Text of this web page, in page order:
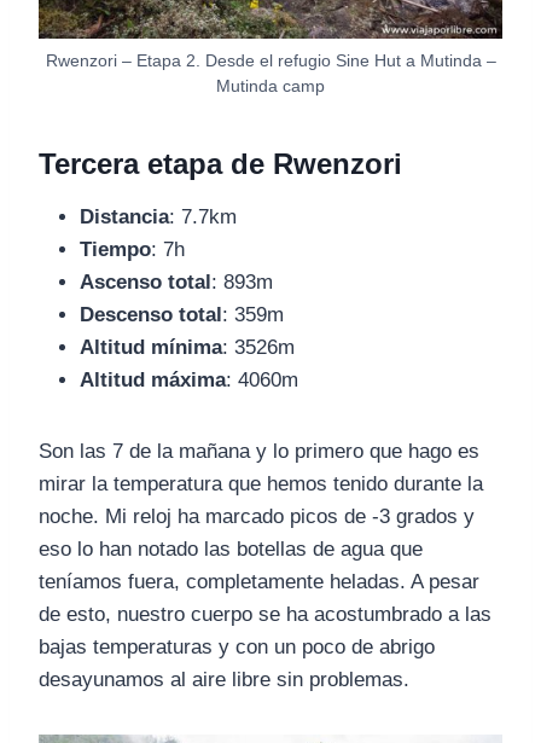
Rwenzori – Etapa 2. Desde el refugio Sine Hut a Mutinda –
Mutinda camp
Tercera etapa de Rwenzori
Distancia: 7.7km
Tiempo: 7h
Ascenso total : 893m
Descenso total : 359m
Altitud mínima: 3526m
Altitud máxima: 4060m
Son las 7 de la mañana y lo primero que hago es
mirar la temperatura que hemos tenido durante la
noche. Mi reloj ha marcado picos de -3 grados y
eso lo han notado las botellas de agua que
teníamos fuera, completamente heladas. A pesar
de esto, nuestro cuerpo se ha acostumbrado a las
bajas temperaturas y con un poco de abrigo
desayunamos al aire libre sin problemas.